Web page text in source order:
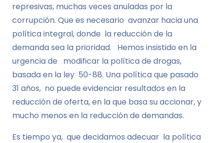
represivas, muchas veces anuladas por la
corrupción. Que es necesario avanzar hacia una
política integral, donde la reducción de la
demanda sea la prioridad. Hemos insistido en la
urgencia de modificar la política de drogas,
basada en la ley 50-88. Una política que pasado
31 años, no puede evidenciar resultados en la
reducción de oferta, en la que basa su accionar, y
mucho menos en la reducción de demandas.
Es tiempo ya, que decidamos adecuar la política